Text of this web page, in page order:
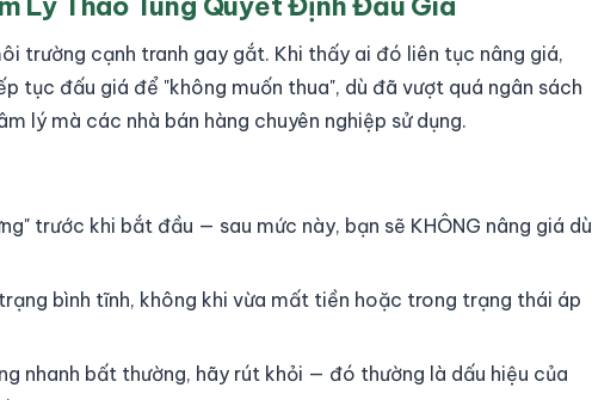
trường cạnh tranh gay gắt. Khi thấy ai đó liên tục nâng giá,
tục đấu giá để "không muốn thua", dù đã vượt quá ngân sách
lý mà các nhà bán hàng chuyên nghiệp sử dụng.
trước khi bắt đầu — sau mức này, bạn sẽ KHÔNG nâng giá dù
bình tĩnh, không khi vừa mất tiền hoặc trong trạng thái áp
nhanh bất thường, hãy rút khỏi — đó thường là dấu hiệu của